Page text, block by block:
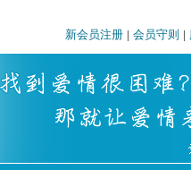
新会员注册 | 会员守则 |